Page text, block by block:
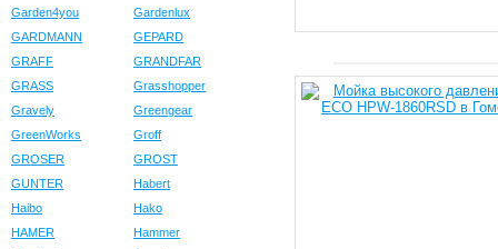
Garden4you
Gardenlux
GARDMANN
GEPARD
GRAFF
GRANDFAR
GRASS
Grasshopper
Gravely
Greengear
GreenWorks
Groff
GROSER
GROST
GUNTER
Habert
Haibo
Hako
HAMER
Hammer